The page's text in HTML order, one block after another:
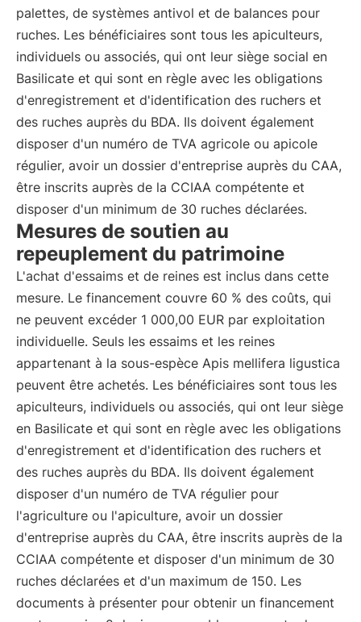
palettes, de systèmes antivol et de balances pour
ruches. Les bénéficiaires sont tous les apiculteurs,
individuels ou associés, qui ont leur siège social en
Basilicate et qui sont en règle avec les obligations
d'enregistrement et d'identification des ruchers et
des ruches auprès du BDA. Ils doivent également
disposer d'un numéro de TVA agricole ou apicole
régulier, avoir un dossier d'entreprise auprès du CAA,
être inscrits auprès de la CCIAA compétente et
disposer d'un minimum de 30 ruches déclarées.
Mesures de soutien au
repeuplement du patrimoine
L'achat d'essaims et de reines est inclus dans cette
mesure. Le financement couvre 60 % des coûts, qui
ne peuvent excéder 1 000,00 EUR par exploitation
individuelle. Seuls les essaims et les reines
appartenant à la sous-espèce Apis mellifera ligustica
peuvent être achetés. Les bénéficiaires sont tous les
apiculteurs, individuels ou associés, qui ont leur siège
en Basilicate et qui sont en règle avec les obligations
d'enregistrement et d'identification des ruchers et
des ruches auprès du BDA. Ils doivent également
disposer d'un numéro de TVA régulier pour
l'agriculture ou l'apiculture, avoir un dossier
d'entreprise auprès du CAA, être inscrits auprès de la
CCIAA compétente et disposer d'un minimum de 30
ruches déclarées et d'un maximum de 150. Les
documents à présenter pour obtenir un financement